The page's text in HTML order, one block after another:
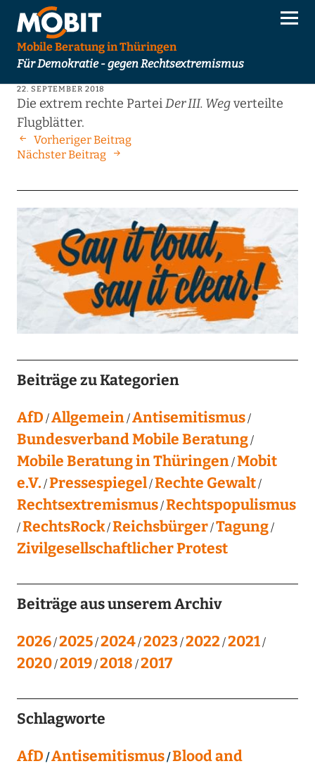
Mobile Beratung in Thüringen
Für Demokratie - gegen Rechtsextremismus
22. SEPTEMBER 2018
Die extrem rechte ParteiDer III. Wegverteilte
Flugblätter.
Vorheriger Beitrag
Nächster Beitrag
Beiträge zu Kategorien
AfD Allgemein Antisemitismus
Bundesverband Mobile Beratung
Mobile Beratung in Thüringen Mobit
e.V. Pressespiegel Rechte Gewalt
Rechtsextremismus Rechtspopulismus
RechtsRock Reichsbürger Tagung
Zivilgesellschaftlicher Protest
Beiträge aus unserem Archiv
2026 2025 2024 2023 2022 2021
2020 2019 2018 2017
Schlagworte
AfD Antisemitismus Blood and